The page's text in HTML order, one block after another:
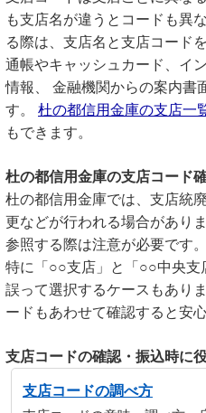
も支店名が違うとコードも異
る際は、支店名と支店コード
通帳やキャッシュカード、イ
情報、 金融機関からの案内書
す。 杜の都信用金庫の支店一
もできます。
杜の都信用金庫の支店コード
杜の都信用金庫では、支店統
更などが行われる場合があり
参照する際は注意が必要です。
特に「○○支店」と「○○中央支
誤って選択するケースもあり
ードもあわせて確認すると安心
支店コードの確認・振込時に
支店コードの調べ方